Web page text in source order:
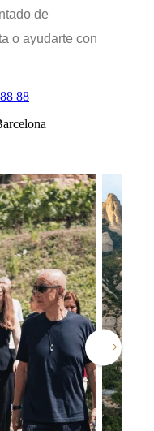
de
o ayudarte con
88